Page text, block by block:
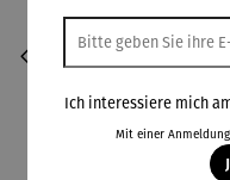
Ich interessiere mich
Mit einer